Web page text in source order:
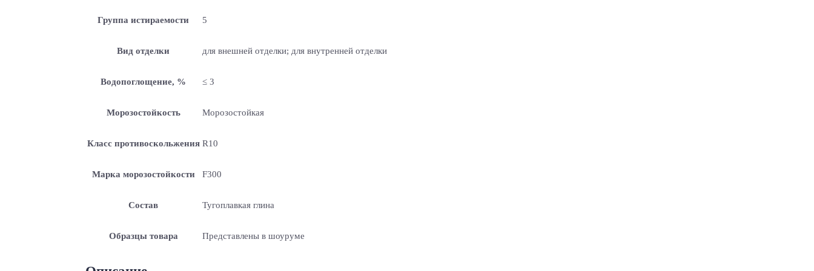
Группа истираемости 5
Вид отделки для внешней отделки; для внутренней отделки
Водопоглощение, % ≤ 3
Морозостойкость Морозостойкая
Класс противоскольжения R10
Марка морозостойкости F300
Состав Тугоплавкая глина
Образцы товара Представлены в шоуруме